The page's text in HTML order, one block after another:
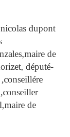
dupont
de
député-
de